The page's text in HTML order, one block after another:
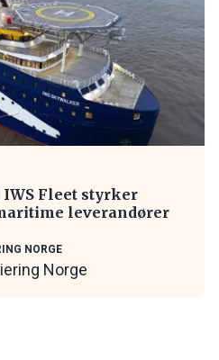
Fleet styrker
leverandører
NORGE
Norge